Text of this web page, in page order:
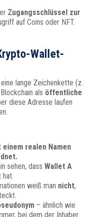
Zugangsschlüssel zur
auf Coins oder NFT.
Wallet-
lange Zeichenkette (z.
als öffentliche
diese Adresse laufen
realen Namen
sehen, dass Wallet A
hat.
weiß man nicht,
– ähnlich wie
bei dem der Inhaber